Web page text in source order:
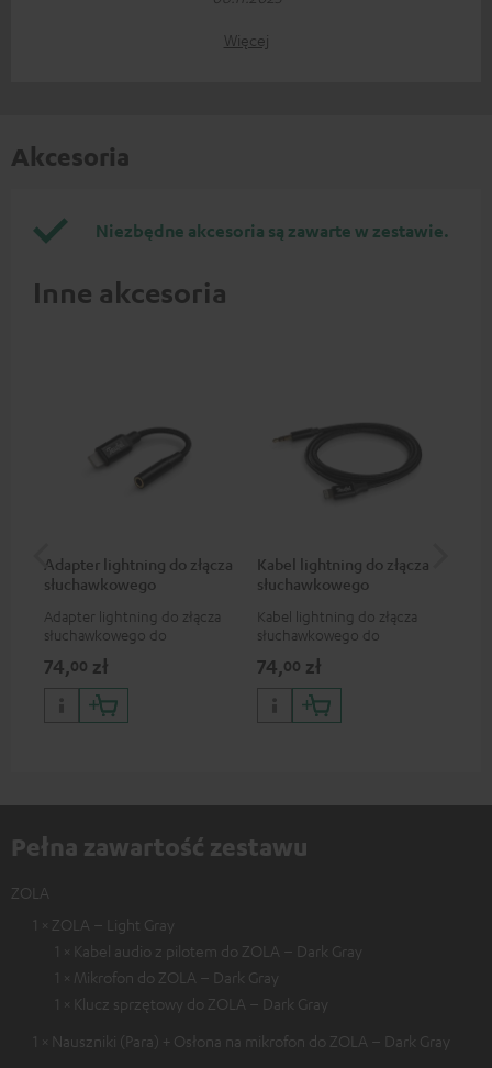
Więcej
Akcesoria
Niezbędne akcesoria są zawarte w zestawie.
Inne akcesoria
Adapter lightning do złącza
słuchawkowego
Adapter lightning do złącza
słuchawkowego do
urządzeń audio z 3,5
milimetrową wtyczką jack do
iPhone'a, iPad'a, iPod'a itd.,
certyfikat MFI, w 100%
74,00 zł
Kabel lightning do złącza
słuchawkowego
Kabel lightning do złącza
słuchawkowego do
odłączanym kablem) do
iPhone'a, iPad'a, iPod'a itd.,
lub do podłączenia do
urządzeń audio, systemów hi-
74,00 zł
Pełna zawartość zestawu
ZOLA
1 × ZOLA – Light Gray
1 × Kabel audio z pilotem do ZOLA – Dark Gray
1 × Mikrofon do ZOLA – Dark Gray
1 × Klucz sprzętowy do ZOLA – Dark Gray
1 × Nauszniki (Para) + Osłona na mikrofon do ZOLA – Dark Gray